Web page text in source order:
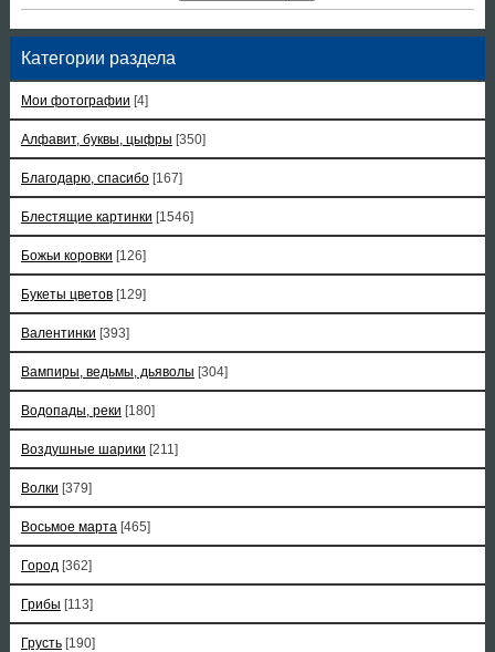
Категории раздела
Мои фотографии [4]
Алфавит, буквы, цыфры [350]
Благодарю, спасибо [167]
Блестящие картинки [1546]
Божьи коровки [126]
Букеты цветов [129]
Валентинки [393]
Вампиры, ведьмы, дьяволы [304]
Водопады, реки [180]
Воздушные шарики [211]
Волки [379]
Восьмое марта [465]
Город [362]
Грибы [113]
Грусть [190]